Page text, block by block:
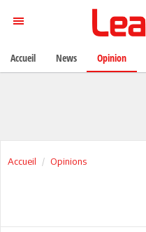
Accueil Opinions
Accueil News Opinion